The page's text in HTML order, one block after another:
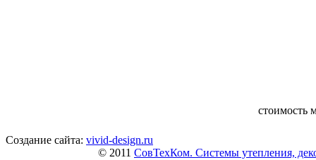
стоимость
Создание сайта: vivid-design.ru
© 2011 СовТехКом. Системы утепления,